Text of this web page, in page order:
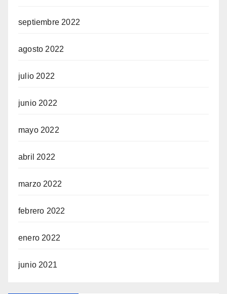
septiembre 2022
agosto 2022
julio 2022
junio 2022
mayo 2022
abril 2022
marzo 2022
febrero 2022
enero 2022
junio 2021